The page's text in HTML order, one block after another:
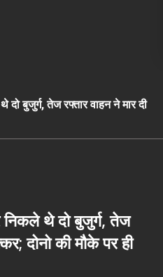
दो बुजुर्ग, तेज रफ्तार वाहन ने मार दी
निकले थे दो बुजुर्ग, तेज
दोनो की मौके पर ही